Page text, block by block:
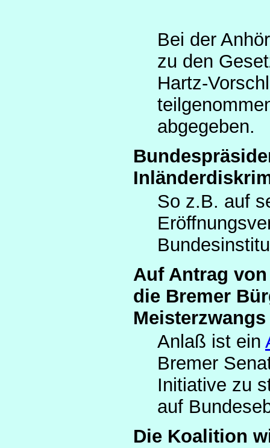
Bei der
zu den
Hartz-
abgegeben.
So z.B. auf
Auf Antrag
die Bremer
Meisterzwangs
Anlaß ist ein
Bremer
Initiative zu
auf
Die Koalition